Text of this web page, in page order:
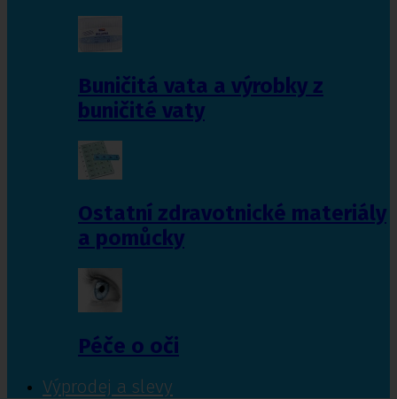
Buničitá vata a výrobky z
buničité vaty
Ostatní zdravotnické materiály
a pomůcky
Péče o oči
Výprodej a slevy